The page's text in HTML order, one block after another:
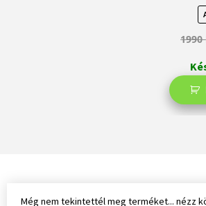
1990
Még nem tekintettél meg terméket... nézz